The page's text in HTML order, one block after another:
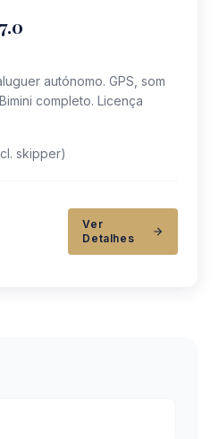
autónomo. GPS, som
completo. Licença
skipper)
Ver
Detalhes